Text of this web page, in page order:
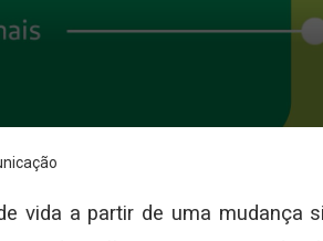
vida a partir de uma mudança